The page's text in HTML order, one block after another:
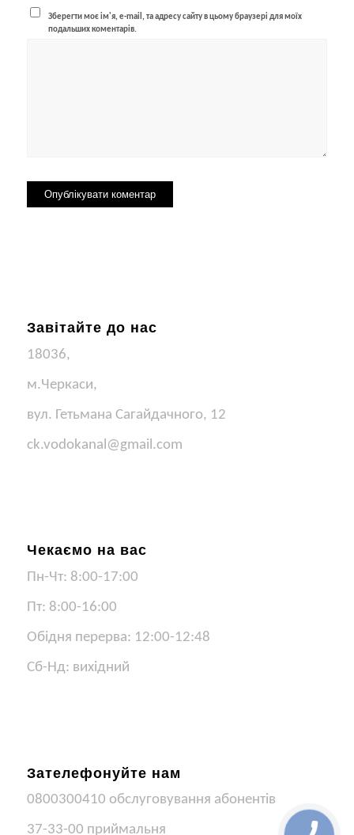
Зберегти моє ім'я, e-mail, та адресу сайту в цьому браузері для моїх
подальших коментарів.
Завітайте до нас
18036,
м.Черкаси,
вул. Гетьмана Сагайдачного, 12
ck.vodokanal@gmail.com
Чекаємо на вас
Пн-Чт: 8:00-17:00
Пт: 8:00-16:00
Обідня перерва: 12:00-12:48
Сб-Нд: вихідний
Зателефонуйте нам
0800300410 обслуговування абонентів
37-33-00 приймальня